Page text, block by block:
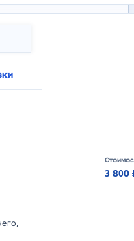
3 800